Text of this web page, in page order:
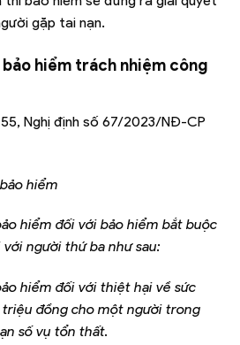
gặp tai nạn.
hiểm trách nhiệm công
Nghị định số 67/2023/NĐ-CP
hiểm
hiểm đối với bảo hiểm bắt buộc
người thứ ba như sau:
hiểm đối với thiệt hại về sức
triệu đồng cho một người trong
số vụ tổn thất.